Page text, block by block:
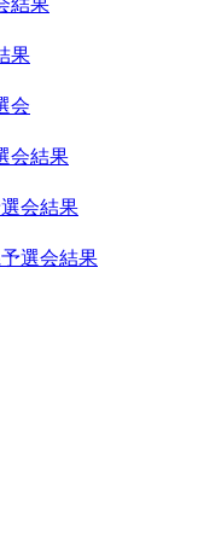
結果
果
会
会結果
会結果
選会結果